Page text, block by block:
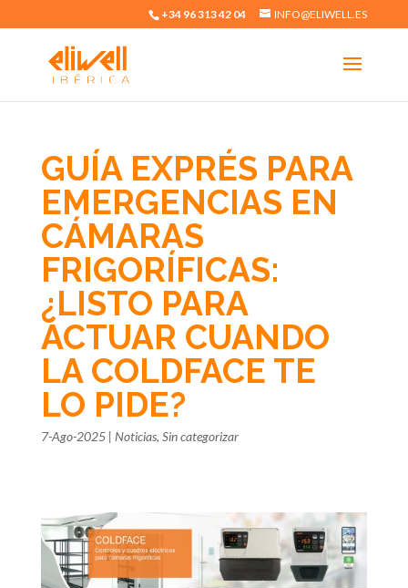
+34 96 313 42 04 INFO@ELIWELL.ES
GUÍA EXPRÉS PARA
EMERGENCIAS EN
CÁMARAS
FRIGORÍFICAS:
¿LISTO PARA
ACTUAR CUANDO
LA COLDFACE TE
LO PIDE?
7-Ago-2025| Noticias, Sin categorizar